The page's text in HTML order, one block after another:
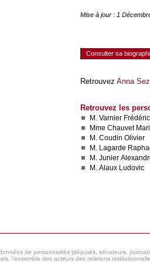
Mise à jour : 1
Consulter sa
Retrouvez Anna
Retrouvez les
M. Varnier Frédéric
Mme Chauvet
M. Coudin Olivier
M. Lagarde
M. Junier
M. Alaux Ludovic
de personnalités (députés, sénateurs,
l'ensemble des acteurs des relations